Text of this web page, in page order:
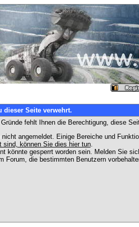
dieser Seite verwehrt.
fehlt Ihnen die Berechtigung, diese
angemeldet. Einige Bereiche und
sind, können Sie dies hier tun.
könnte gesperrt worden sein. Melden Sie
Forum, die bestimmten Benutzern